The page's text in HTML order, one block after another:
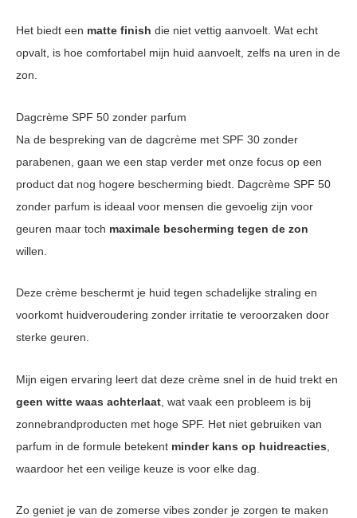
Het biedt een matte finish die niet vettig aanvoelt. Wat echt
opvalt, is hoe comfortabel mijn huid aanvoelt, zelfs na uren in de
zon.
Dagcrème SPF 50 zonder parfum
Na de bespreking van de dagcrème met SPF 30 zonder
parabenen, gaan we een stap verder met onze focus op een
product dat nog hogere bescherming biedt. Dagcrème SPF 50
zonder parfum is ideaal voor mensen die gevoelig zijn voor
geuren maar toch maximale bescherming tegen de zon
willen.
Deze crème beschermt je huid tegen schadelijke straling en
voorkomt huidveroudering zonder irritatie te veroorzaken door
sterke geuren.
Mijn eigen ervaring leert dat deze crème snel in de huid trekt en
geen witte waas achterlaat , wat vaak een probleem is bij
zonnebrandproducten met hoge SPF. Het niet gebruiken van
parfum in de formule betekent minder kans op huidreacties
waardoor het een veilige keuze is voor elke dag.
Zo geniet je van de zomerse vibes zonder je zorgen te maken